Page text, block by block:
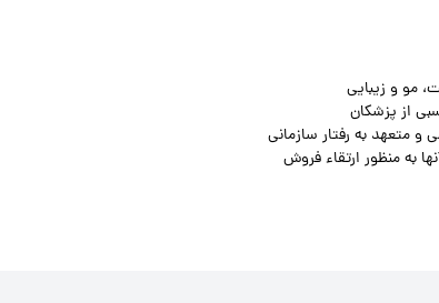
مو و زیبایی
از پزشکان
و متعهد به رفتار سازمانی
به منظور ارتقاء فروش